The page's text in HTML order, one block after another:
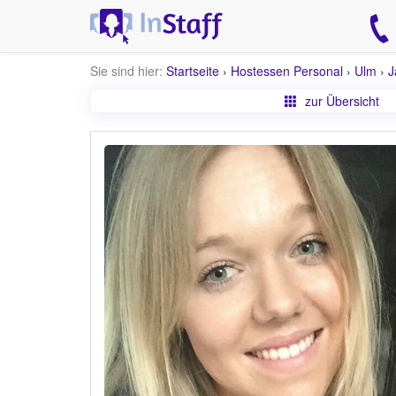
Sie sind hier: Startseite › Hostessen Personal › Ulm ›
zur Übersicht